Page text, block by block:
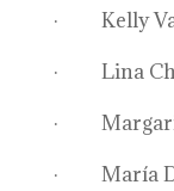
· Kelly
· Lina
·
· María